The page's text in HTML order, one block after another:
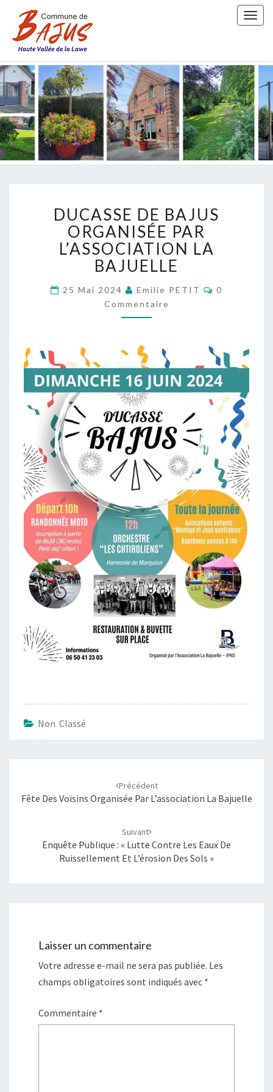
DE
DE
BAJUS
ORGANISÉE
PAR
L’ASSOCIATION
BAJUELLE
DUCASSE DE BAJUS
ORGANISÉE PAR
L’ASSOCIATION LA
BAJUELLE
25 Mai 2024 Emilie PETIT
0
Commentaire
Non Classé
Précédent
Fête Des Voisins Organisée Par L’association La Bajuelle
Suivant
Enquête Publique : « Lutte Contre Les Eaux De
Ruissellement Et L’érosion Des Sols »
Laisser un commentaire
Votre adresse e-mail ne sera pas publiée. Les
champs obligatoires sont indiqués avec *
Commentaire *